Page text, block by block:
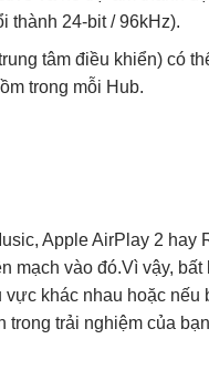
thành 24-bit / 96kHz).
tâm điều khiển) có
trong mỗi Hub.
Apple AirPlay 2 hay
mạch vào đó.Vì vậy, bất
khác nhau hoặc nếu
trong trải nghiệm của